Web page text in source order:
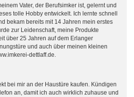
Vater, der Berufsimker ist, gelernt und
tolle Hobby entwickelt. Ich lernte schnell
bekam bereits mit 14 Jahren mein erstes
zur Leidenschaft, meine Produkte
über 25 Jahren auf dem Erlanger
und auch über meinen kleinen
dettlaff.de.
bei mir an der Haustüre kaufen. Kündigen
an, damit ich auch wirklich zuhause und